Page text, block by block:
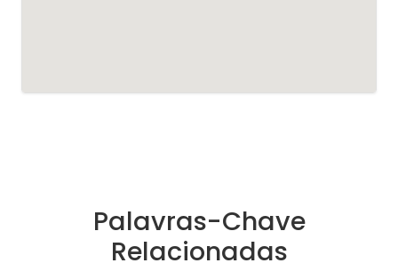
Palavras-Chave
Relacionadas